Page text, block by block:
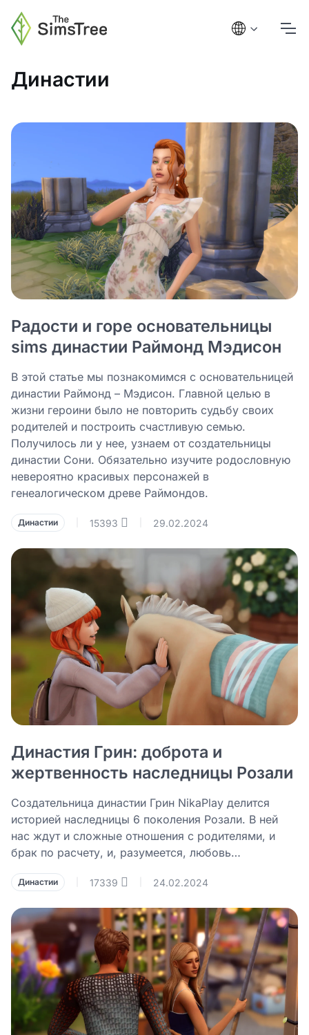
Династии
Радости и горе основательницы
sims династии Раймонд Мэдисон
В этой статье мы познакомимся с основательницей
династии Раймонд – Мэдисон. Главной целью в
жизни героини было не повторить судьбу своих
родителей и построить счастливую семью.
Получилось ли у нее, узнаем от создательницы
династии Сони. Обязательно изучите родословную
невероятно красивых персонажей в
генеалогическом древе Раймондов.
Династии 15393 29.02.2024
Династия Грин: доброта и
жертвенность наследницы Розали
Создательница династии Грин NikaPlay делится
историей наследницы 6 поколения Розали. В ней
нас ждут и сложные отношения с родителями, и
брак по расчету, и, разумеется, любовь…
Династии 17339 24.02.2024